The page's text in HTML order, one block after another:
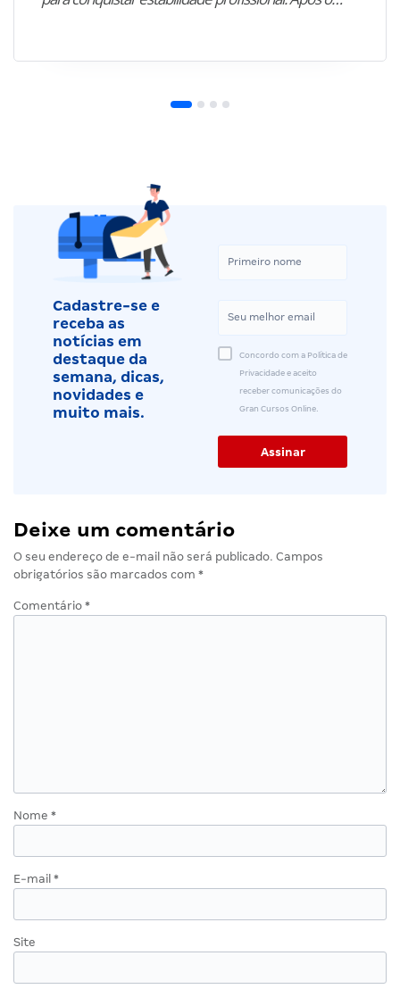
Cadastre-se e
receba as
notícias em
destaque da
semana, dicas,
novidades e
muito mais.
Concordo com a Política de
Privacidade e aceito
receber comunicações do
Gran Cursos Online.
Deixe um comentário
O seu endereço de e-mail não será publicado. Campos
obrigatórios são marcados com *
Comentário *
Nome *
E-mail *
Site